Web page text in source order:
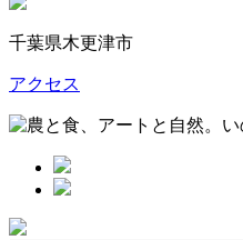
千葉県木更津市
アクセス